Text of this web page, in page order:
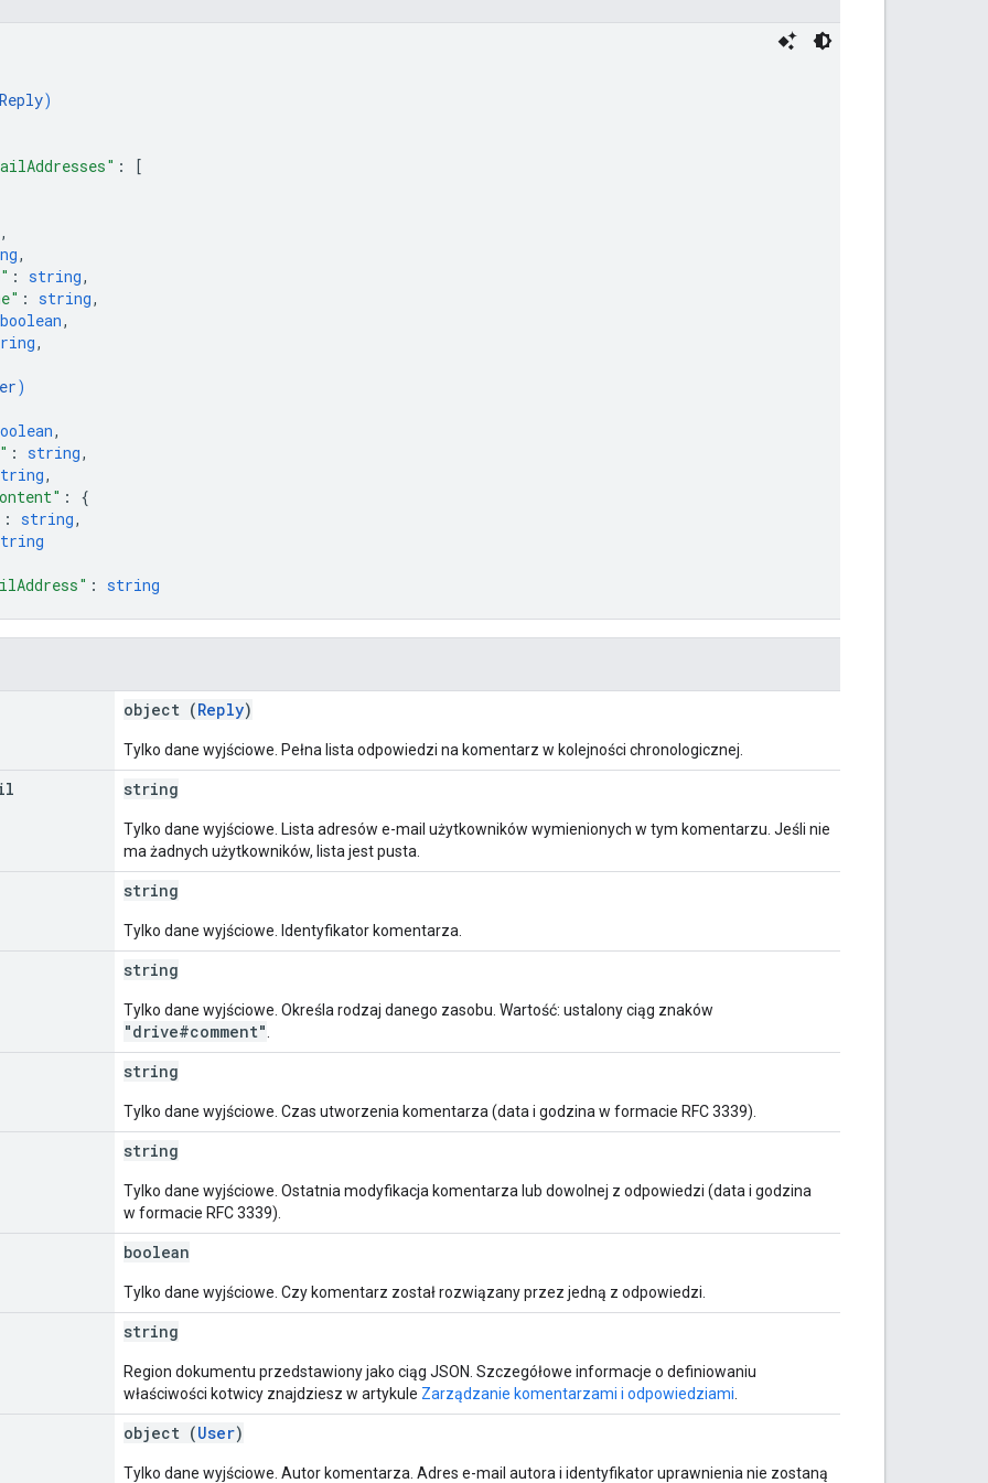
Reply)
:
[
,
,
: string,
: string,
boolean,
,
)
,
: string,
,
: {
: string,
: string
object (Reply)
Tylko dane wyjściowe. Pełna lista odpowiedzi na komentarz w kolejności chronologicznej.
string
Tylko dane wyjściowe. Lista adresów e-mail użytkowników wymienionych w tym komentarzu. Jeśli nie
ma żadnych użytkowników, lista jest pusta.
string
Tylko dane wyjściowe. Identyfikator komentarza.
string
Tylko dane wyjściowe. Określa rodzaj danego zasobu. Wartość: ustalony ciąg znaków
"drive#comment"
string
Tylko dane wyjściowe. Czas utworzenia komentarza (data i godzina w formacie RFC 3339).
string
Tylko dane wyjściowe. Ostatnia modyfikacja komentarza lub dowolnej z odpowiedzi (data i godzina
w formacie RFC 3339).
boolean
Tylko dane wyjściowe. Czy komentarz został rozwiązany przez jedną z odpowiedzi.
string
Region dokumentu przedstawiony jako ciąg JSON. Szczegółowe informacje o definiowaniu
właściwości kotwicy znajdziesz w artykule Zarządzanie komentarzami i odpowiedziami
object (User)
Tylko dane wyjściowe. Autor komentarza. Adres e-mail autora i identyfikator uprawnienia nie zostaną